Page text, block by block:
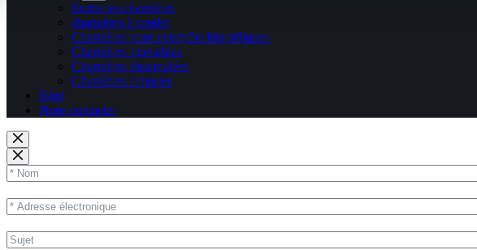
Serrer les charnières
charnières à souder
Charnières pour entrepôts frigorifiques
Charnières relevables
Charnières dissimulées
Charnières robustes
Blog
Nous contacter